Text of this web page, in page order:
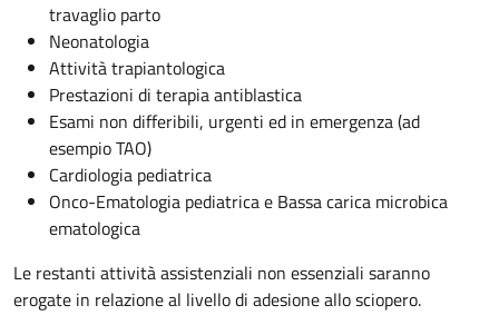
travaglio parto
Neonatologia
Attività trapiantologica
Prestazioni di terapia antiblastica
Esami non differibili, urgenti ed in emergenza (ad
esempio TAO)
Cardiologia pediatrica
Onco-Ematologia pediatrica e Bassa carica microbica
ematologica
Le restanti attività assistenziali non essenziali saranno
erogate in relazione al livello di adesione allo sciopero.